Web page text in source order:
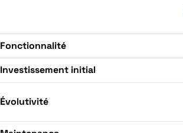
Fonctionnalité
Investissement initial
Évolutivité